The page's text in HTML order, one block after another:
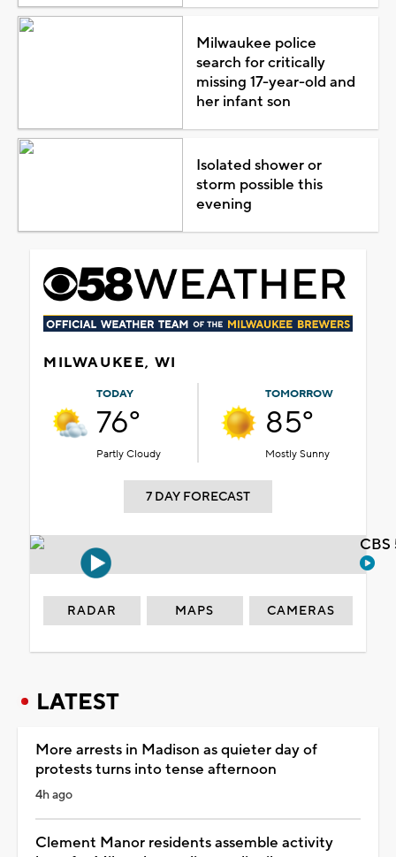
Milwaukee police
search for critically
missing 17-year-old and
her infant son
Isolated shower or
storm possible this
evening
MILWAUKEE, WI
TODAY
76°
Partly Cloudy
TOMORROW
85°
Mostly Sunny
7 DAY FORECAST
RADAR MAPS CAMERAS
LATEST
More arrests in Madison as quieter day of
protests turns into tense afternoon
4h ago
Clement Manor residents assemble activity